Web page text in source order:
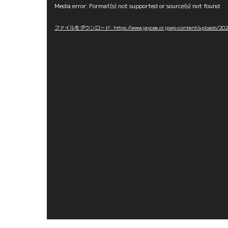
Media error: Format(s) not supported or source(s) not found
ファイルをダウンロード: https://www.jaycee.or.jpwp-content/uploads/